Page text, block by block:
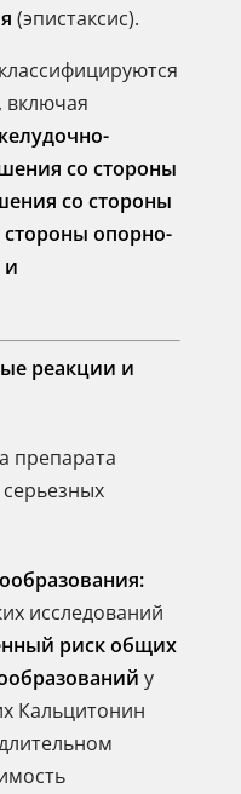
(эпистаксис).
включая
со стороны
со стороны
опорно-
и
реакции и
препарата
исследований
риск общих
у
Кальцитонин